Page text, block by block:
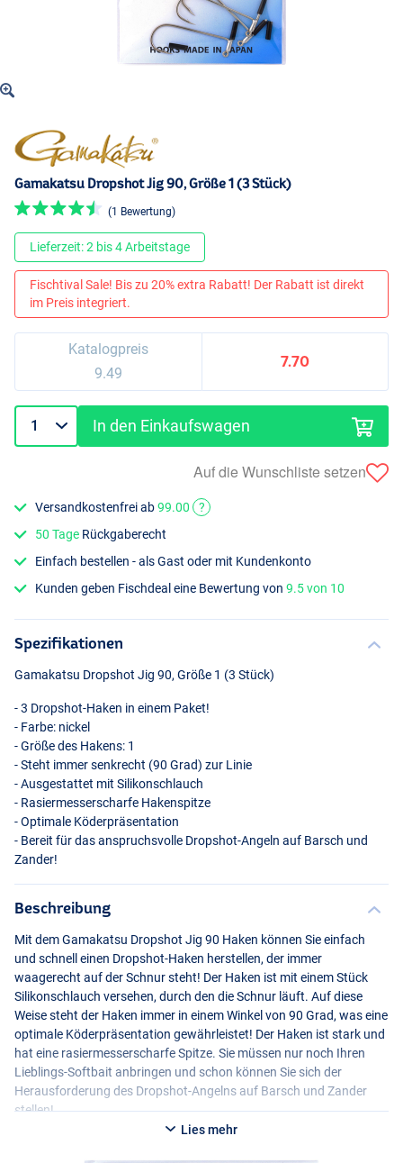
Gamakatsu Dropshot Jig 90, Größe 1 (3 Stück)
(1 Bewertung)
Lieferzeit: 2 bis 4 Arbeitstage
Fischtival Sale! Bis zu 20% extra Rabatt! Der Rabatt ist direkt
im Preis integriert.
Katalogpreis
9.49
7.70
In den Einkaufswagen
Auf die Wunschliste setzen
Versandkostenfrei ab99.00
?
50 Tage Rückgaberecht
Einfach bestellen - als Gast oder mit Kundenkonto
Kunden geben Fischdeal eine Bewertung von9.5 von 10
Spezifikationen
Gamakatsu Dropshot Jig 90, Größe 1 (3 Stück)
- 3 Dropshot-Haken in einem Paket!
- Farbe: nickel
- Größe des Hakens: 1
- Steht immer senkrecht (90 Grad) zur Linie
- Ausgestattet mit Silikonschlauch
- Rasiermesserscharfe Hakenspitze
- Optimale Köderpräsentation
- Bereit für das anspruchsvolle Dropshot-Angeln auf Barsch und
Zander!
Beschreibung
Mit dem Gamakatsu Dropshot Jig 90 Haken können Sie einfach
und schnell einen Dropshot-Haken herstellen, der immer
waagerecht auf der Schnur steht! Der Haken ist mit einem Stück
Silikonschlauch versehen, durch den die Schnur läuft. Auf diese
Weise steht der Haken immer in einem Winkel von 90 Grad, was eine
optimale Köderpräsentation gewährleistet! Der Haken ist stark und
hat eine rasiermesserscharfe Spitze. Sie müssen nur noch Ihren
Lieblings-Softbait anbringen und schon können Sie sich der
Herausforderung des Dropshot-Angelns auf Barsch und Zander
stellen!
Lies mehr